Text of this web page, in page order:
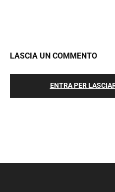
LASCIA UN COMMENTO
ENTRA PER